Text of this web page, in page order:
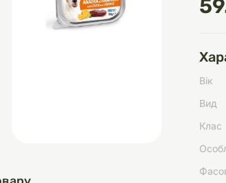
Обігрівачі
Вік
Вид
Клас